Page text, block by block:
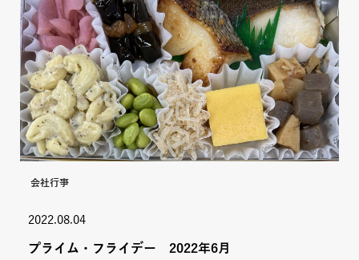
会社行事
2022.08.04
プライム・フライデー 2022年6月